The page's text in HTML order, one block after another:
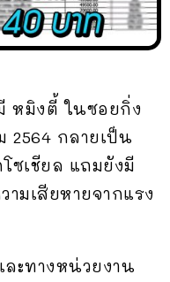
หมิงตี้ ในซอยกิ่ง
2564 กลายเป็น
ซเชียล แถมยังมี
มเสียหายจากแรง
ะทางหน่วยงาน